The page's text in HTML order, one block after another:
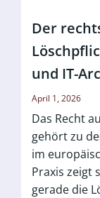
Der
und IT-
April 1, 2026
Das Recht
gehört zu
im
Praxis zeigt
gerade die